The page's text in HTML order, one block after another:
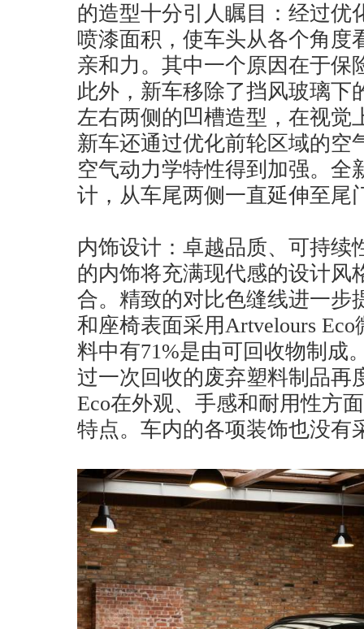
的造型十分引人瞩目：经过优
喷漆面积，使车头从各个角度
亲和力。其中一个原因在于保
此外，新车移除了挡风玻璃下
左右两侧的凹槽造型，在视觉
新车还通过优化前轮区域的空
空气动力学特性得到加强。全
计，从车尾两侧一直延伸至尾
内饰设计：卓越品质、可持续
的内饰将充满现代感的设计风
合。精致的对比色缝线进一步
和座椅表面采用Artvelours
料中有71%是由可回收物制成
过一次回收的废弃塑料制品再
Eco在外观、手感和耐用性方
特点。车内的各项装饰也没有